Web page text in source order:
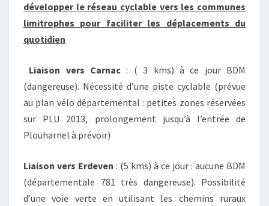
développer le réseau cyclable vers les communes
limitrophes pour faciliter les déplacements du
quotidien
Liaison vers Carnac : ( 3 kms) à ce jour BDM
(dangereuse). Nécessité d’une piste cyclable (prévue
au plan vélo départemental : petites zones réservées
sur PLU 2013, prolongement jusqu’à l’entrée de
Plouharnel à prévoir)
Liaison vers Erdeven : (5 kms) à ce jour : aucune BDM
(départementale 781 très dangereuse). Possibilité
d’une voie verte en utilisant les chemins ruraux